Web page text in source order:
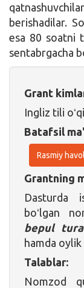
berishadilar.
esa 80 soatni
sentabrgacha
Grant
Ingliz tili
Batafsil
Rasmiy
Grantning
Dasturda
boʻlgan
bepul
hamda oylik
Talablar:
Nomzod